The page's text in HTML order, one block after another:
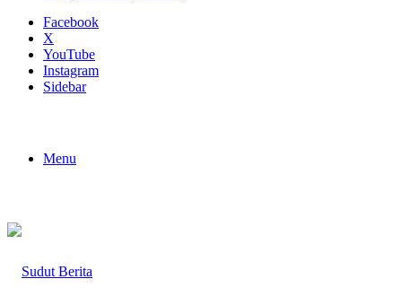
Facebook
X
YouTube
Instagram
Sidebar
Menu